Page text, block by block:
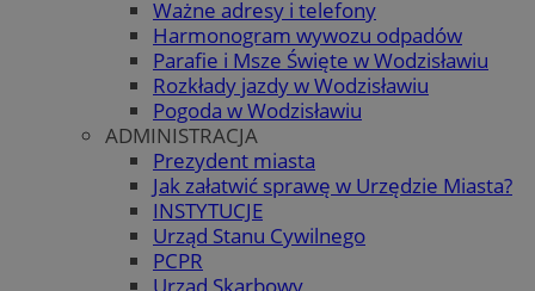
Ważne adresy i telefony
Harmonogram wywozu odpadów
Parafie i Msze Święte w Wodzisławiu
Rozkłady jazdy w Wodzisławiu
Pogoda w Wodzisławiu
ADMINISTRACJA
Prezydent miasta
Jak załatwić sprawę w Urzędzie Miasta?
INSTYTUCJE
Urząd Stanu Cywilnego
PCPR